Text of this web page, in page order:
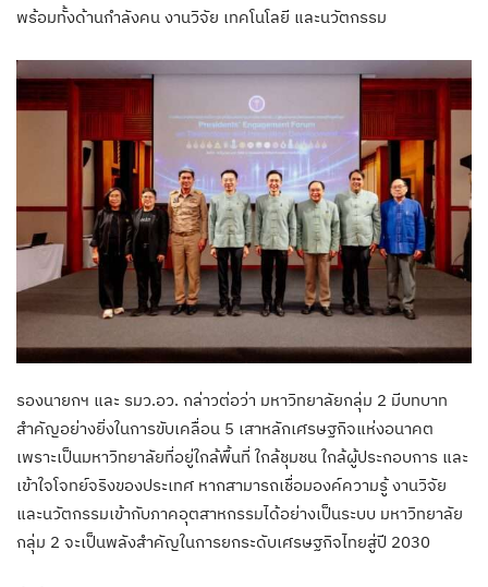
พร้อมทั้งด้านกำลังคน งานวิจัย เทคโนโลยี และนวัตกรรม
รองนายกฯ และ รมว.อว. กล่าวต่อว่า มหาวิทยาลัยกลุ่ม 2 มีบทบาท
สำคัญอย่างยิ่งในการขับเคลื่อน 5 เสาหลักเศรษฐกิจแห่งอนาคต
เพราะเป็นมหาวิทยาลัยที่อยู่ใกล้พื้นที่ ใกล้ชุมชน ใกล้ผู้ประกอบการ และ
เข้าใจโจทย์จริงของประเทศ หากสามารถเชื่อมองค์ความรู้ งานวิจัย
และนวัตกรรมเข้ากับภาคอุตสาหกรรมได้อย่างเป็นระบบ มหาวิทยาลัย
กลุ่ม 2 จะเป็นพลังสำคัญในการยกระดับเศรษฐกิจไทยสู่ปี 2030